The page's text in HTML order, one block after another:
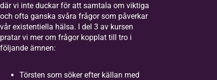
där vi inte duckar för att samtala om viktiga
och ofta ganska svåra frågor som påverkar
vår existentiella hälsa. I del 3 av kursen
pratar vi mer om frågor kopplat till tro i
följande ämnen:
Törsten som söker efter källan med